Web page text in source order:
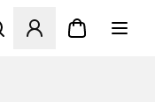
en Modal til at